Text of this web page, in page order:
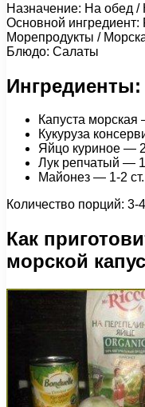
Назначение: На обед /
Основной
Морепродукты /
Блюдо: Салаты
Ингредиенты:
Капуста
Кукуруза
Яйцо куриное —
Лук репчатый —
Майонез — 1-2
Количество порций: 3-4
Как
морской